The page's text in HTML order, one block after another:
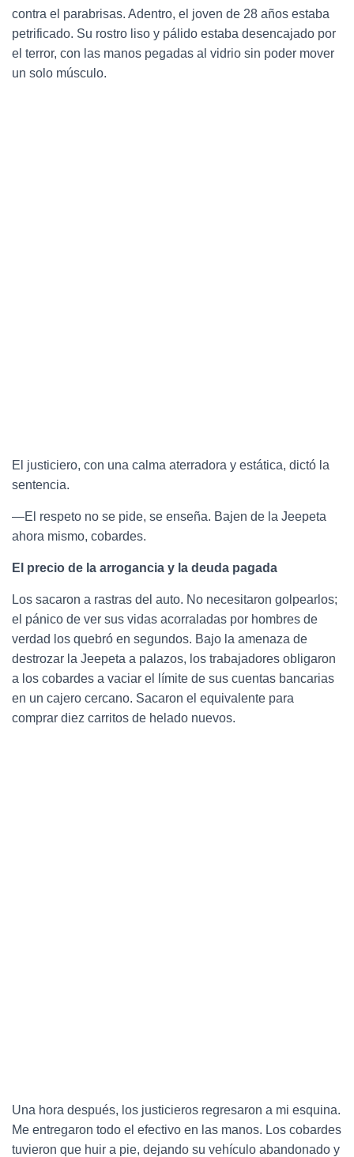
contra el parabrisas. Adentro, el joven de 28 años estaba
petrificado. Su rostro liso y pálido estaba desencajado por
el terror, con las manos pegadas al vidrio sin poder mover
un solo músculo.
El justiciero, con una calma aterradora y estática, dictó la
sentencia.
—El respeto no se pide, se enseña. Bajen de la Jeepeta
ahora mismo, cobardes.
El precio de la arrogancia y la deuda pagada
Los sacaron a rastras del auto. No necesitaron golpearlos;
el pánico de ver sus vidas acorraladas por hombres de
verdad los quebró en segundos. Bajo la amenaza de
destrozar la Jeepeta a palazos, los trabajadores obligaron
a los cobardes a vaciar el límite de sus cuentas bancarias
en un cajero cercano. Sacaron el equivalente para
comprar diez carritos de helado nuevos.
Una hora después, los justicieros regresaron a mi esquina.
Me entregaron todo el efectivo en las manos. Los cobardes
tuvieron que huir a pie, dejando su vehículo abandonado y